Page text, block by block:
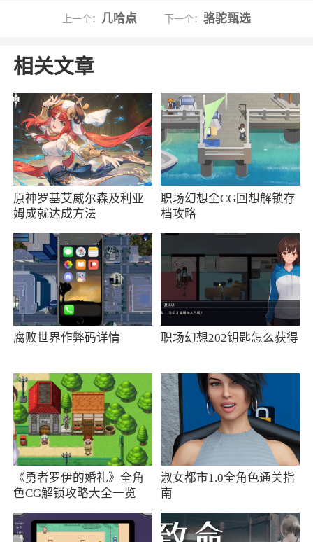
效果，显示自己的个性化作品
为背景音乐给用户带来更精彩的体验，所有照片
都可以去进行修改
小编评价
1、定格相机也叫绝不挨骂的男友拍照相机，
定格相机是融合了各种非常先进的智能技术而打
造设计的拍照神器，不仅可以帮助用户拍出绝不
挨骂的女友照片，更是可以轻轻松松用镜头定格
最美的样子，满满真实质感，大片视觉，体验极
佳
2、很多人其实都有想过，自己定格之后会是
机，让你们在拍照之后，就能够根据条件设置自
己多少岁的定格的样子
3、用户可以通过软件体验便捷的定格相机功
能，延时拍照，添加视频，让用户拍照更好玩
更新日志
1. 同屏拍照，画面实时传输，拍照如照镜
上一个： 几哈点 下一个： 骆驼甄选
相关文章
原神罗基艾威尔森及利亚
姆成就达成方法
职场幻想全CG回想解锁存
档攻略
腐败世界作弊码详情 职场幻想202钥匙怎么获得
《勇者罗伊的婚礼》全角
色CG解锁攻略大全一览
淑女都市1.0全角色通关指
南